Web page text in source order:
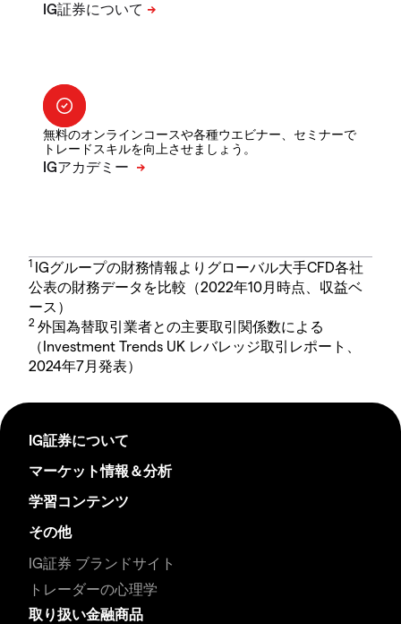
無料のオンラインコースや各種ウエビナー、セミナーで
トレードスキルを向上させましょう。
1 IGグループの財務情報よりグローバル大手CFD各社
公表の財務データを比較（2022年10月時点、収益ベ
ース）
2 外国為替取引業者との主要取引関係数による
（Investment Trends UK レバレッジ取引レポート、
2024年7月発表）
IG証券について
マーケット情報＆分析
学習コンテンツ
その他
IG証券 ブランドサイト
トレーダーの心理学
取り扱い金融商品